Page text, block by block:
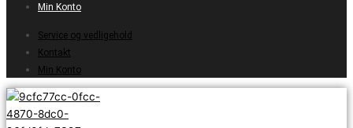
Min Konto
Service og vedligehold
Kontakt
Min Konto